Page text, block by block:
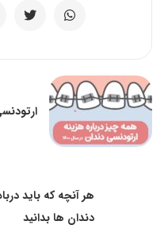
هر آنچه که باید
دندان ها بدانید